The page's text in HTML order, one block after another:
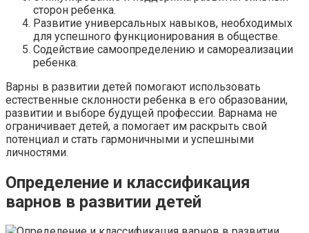
сторон ребенка.
Развитие универсальных навыков, необходимых
для успешного функционирования в обществе.
Содействие самоопределению и самореализации
ребенка.
Варны в развитии детей помогают использовать
естественные склонности ребенка в его образовании,
развитии и выборе будущей профессии. Варнама не
ограничивает детей, а помогает им раскрыть свой
потенциал и стать гармоничными и успешными
личностями.
Определение и классификация
варнов в развитии детей